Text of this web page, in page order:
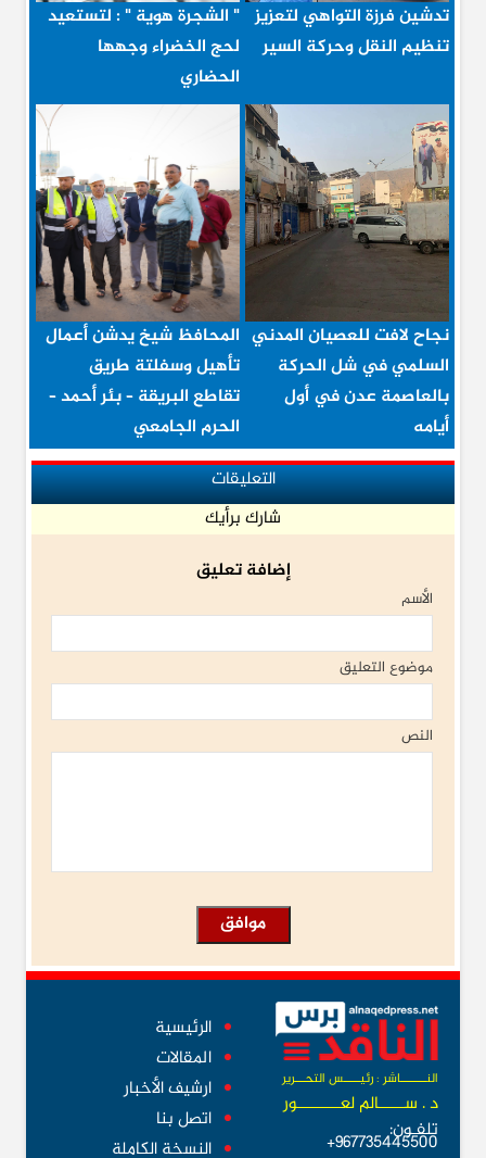
تدشين فرزة التواهي لتعزيز
تنظيم النقل وحركة السير
" الشجرة هوية " : لتستعيد
لحج الخضراء وجهها
الحضاري
نجاح لافت للعصيان المدني
السلمي في شل الحركة
بالعاصمة عدن في أول
أيامه
المحافظ شيخ يدشن أعمال
تأهيل وسفلتة طريق
تقاطع البريقة – بئر أحمد –
الحرم الجامعي
التعليقات
شارك برأيك
إضافة تعليق
الأسم
موضوع التعليق
النص
النــــــــاشر : رئيـــــس التحـــرير
د . ســــــالم لعــــــــــور
تلفـون:
967735445500+
الرئيسية
المقالات
ارشيف الأخبار
اتصل بنا
النسخة الكاملة